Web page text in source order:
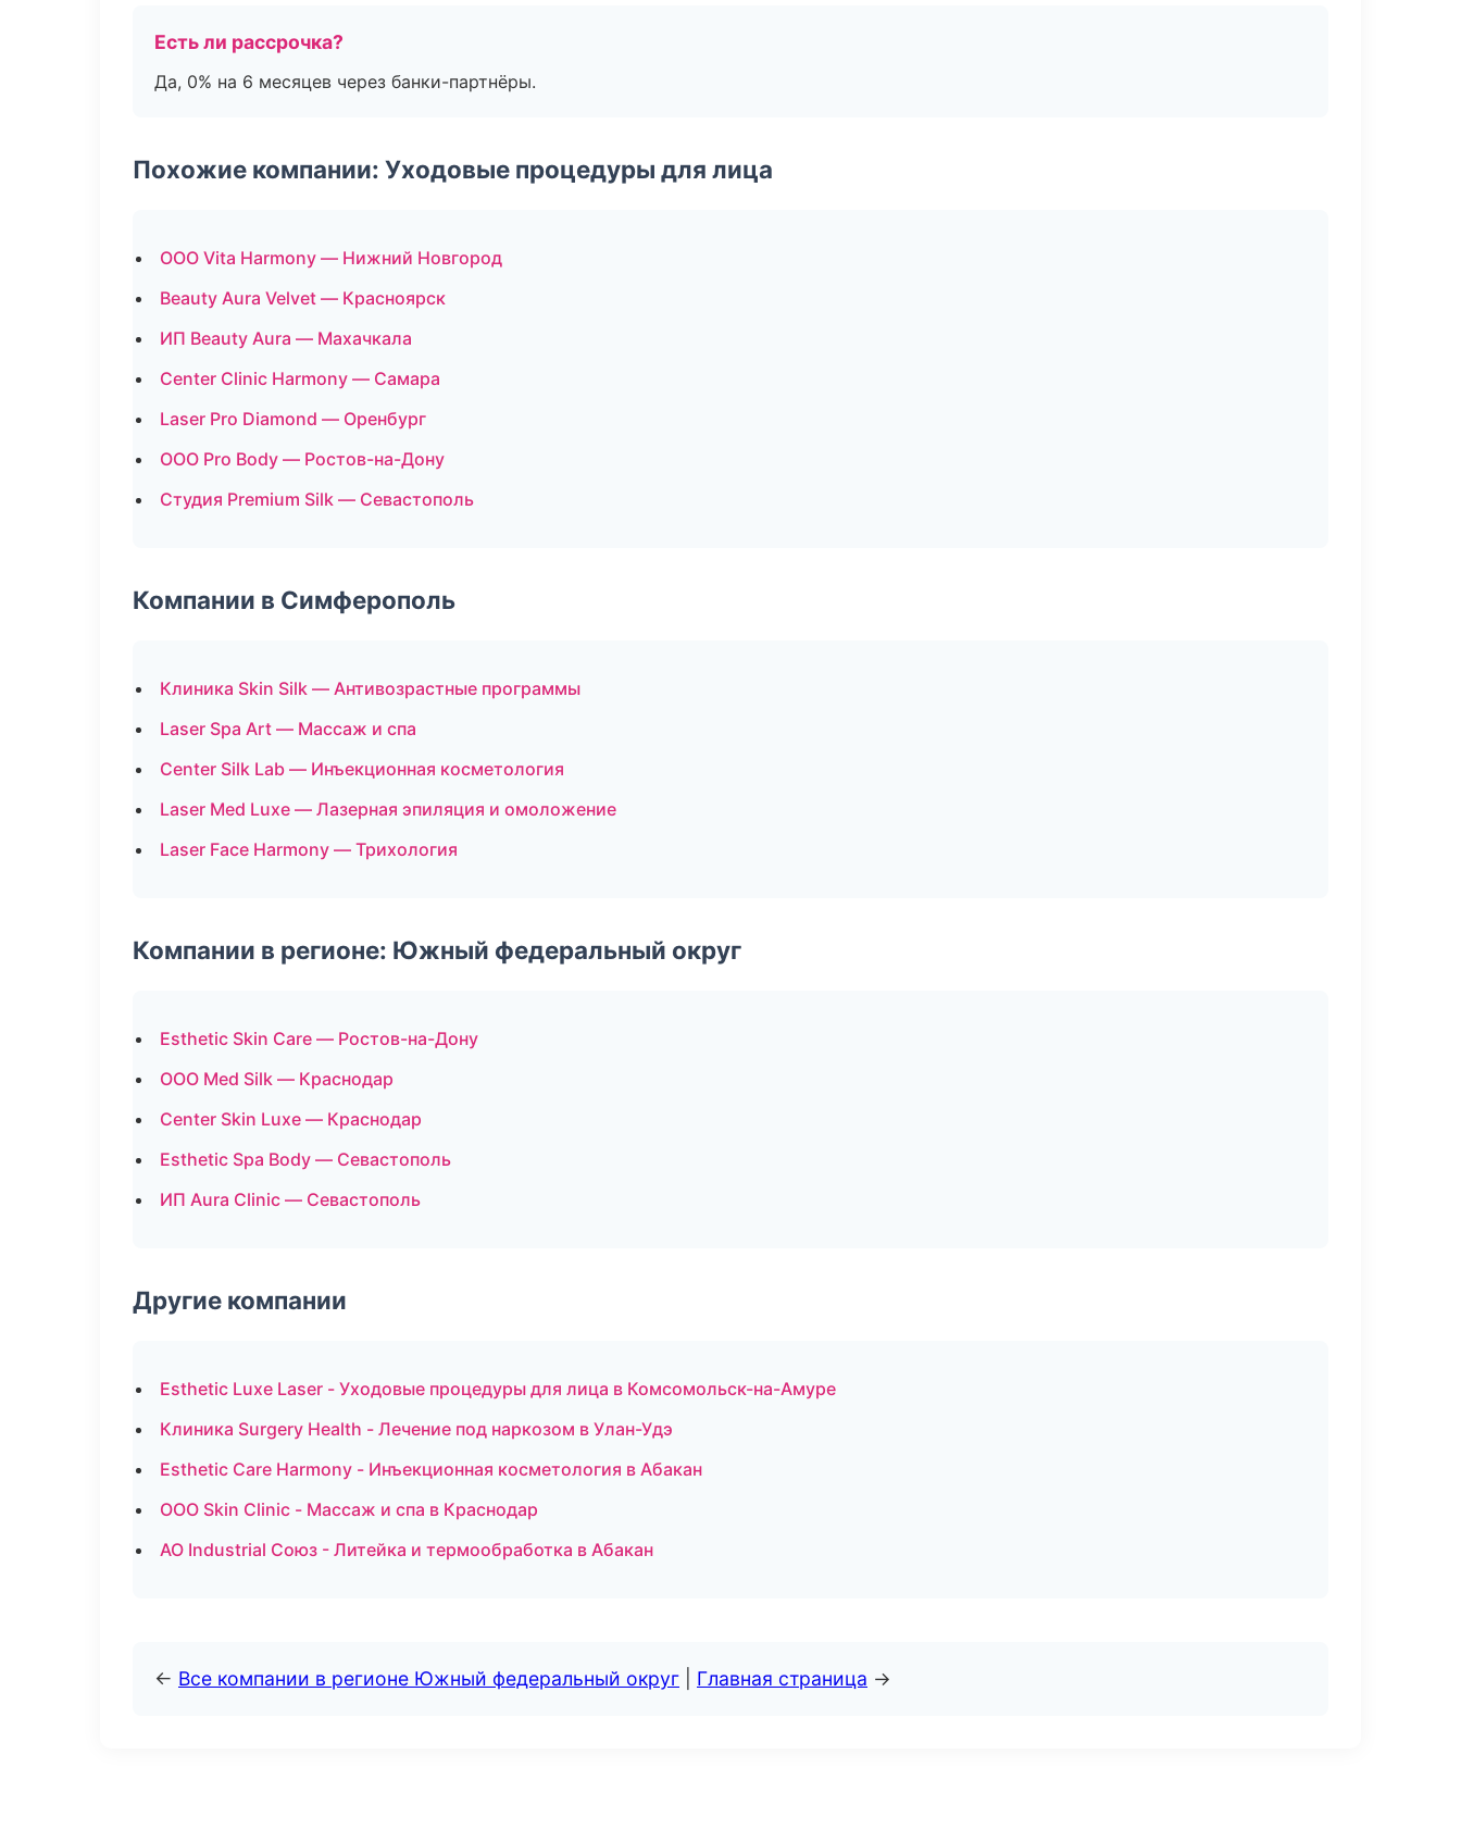
Есть ли рассрочка?
Да, 0% на 6 месяцев через банки-партнёры.
Похожие компании: Уходовые процедуры для лица
ООО Vita Harmony — Нижний Новгород
Beauty Aura Velvet — Красноярск
ИП Beauty Aura — Махачкала
Center Clinic Harmony — Самара
Laser Pro Diamond — Оренбург
ООО Pro Body — Ростов-на-Дону
Студия Premium Silk — Севастополь
Компании в Симферополь
Клиника Skin Silk — Антивозрастные программы
Laser Spa Art — Массаж и спа
Center Silk Lab — Инъекционная косметология
Laser Med Luxe — Лазерная эпиляция и омоложение
Laser Face Harmony — Трихология
Компании в регионе: Южный федеральный округ
Esthetic Skin Care — Ростов-на-Дону
ООО Med Silk — Краснодар
Center Skin Luxe — Краснодар
Esthetic Spa Body — Севастополь
ИП Aura Clinic — Севастополь
Другие компании
Esthetic Luxe Laser - Уходовые процедуры для лица в Комсомольск-на-Амуре
Клиника Surgery Health - Лечение под наркозом в Улан-Удэ
Esthetic Care Harmony - Инъекционная косметология в Абакан
ООО Skin Clinic - Массаж и спа в Краснодар
АО Industrial Союз - Литейка и термообработка в Абакан
← Все компании в регионе Южный федеральный округ Главная страница →